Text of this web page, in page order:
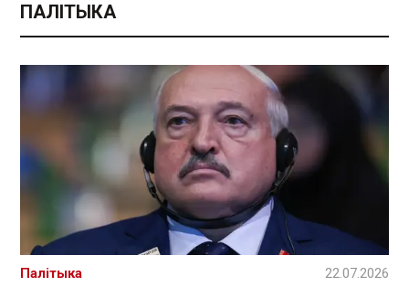
ПАЛІТЫКА
Палітыка 22.07.2026